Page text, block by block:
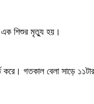
এক শিশুর মৃত্যু হয়।
গতকাল বেলা সাড়ে